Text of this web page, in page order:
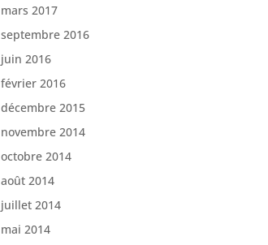
mars 2017
septembre 2016
juin 2016
février 2016
décembre 2015
novembre 2014
octobre 2014
août 2014
juillet 2014
mai 2014